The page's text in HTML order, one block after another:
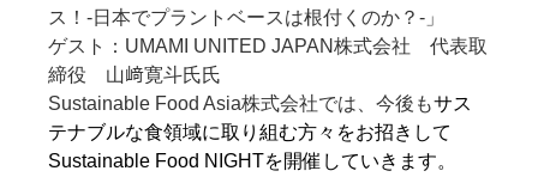
ス！-日本でプラントベースは根付くのか？-」
ゲスト：UMAMI UNITED JAPAN株式会社 代表取
締役 山﨑寛斗氏氏
Sustainable Food Asia株式会社では、今後もサス
テナブルな食領域に取り組む方々をお招きして
Sustainable Food NIGHTを開催していきます。